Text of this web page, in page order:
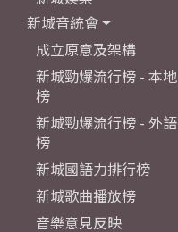
新城音統會
成立原意及架構
新城勁爆流行榜 - 本地
榜
新城勁爆流行榜 - 外語
榜
新城國語力排行榜
新城歌曲播放榜
音樂意見反映